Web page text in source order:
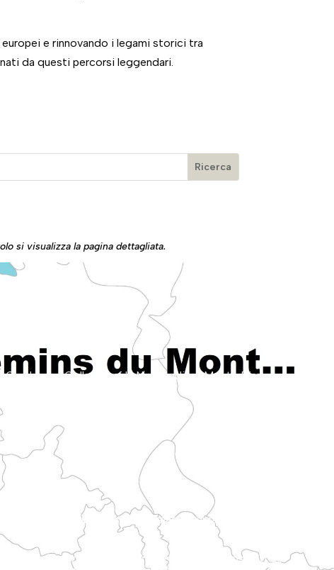
e rinnovando i legami storici tra
da questi percorsi leggendari.
si visualizza la pagina dettagliata.
della Piccardia. Raggiunge Rouen attraversando le valli della regione del Bray.